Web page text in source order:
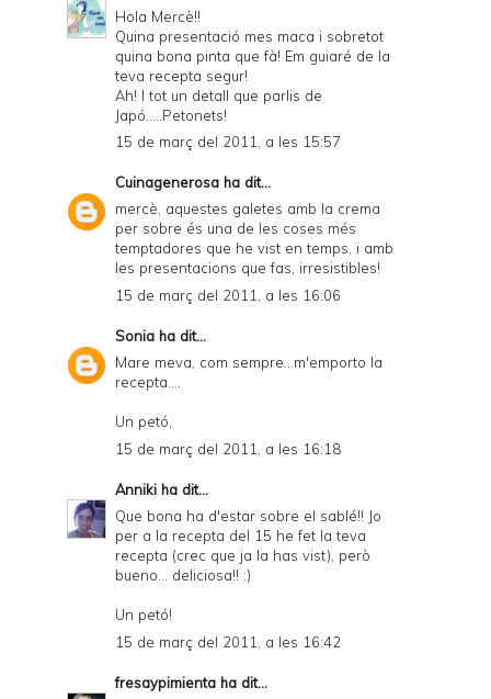
Hola Mercè!!
Quina presentació mes maca i sobretot
quina bona pinta que fà! Em guiaré de la
teva recepta segur!
Ah! I tot un detall que parlis de
Japó.....Petonets!
15 de març del 2011, a les 15:57
Cuinagenerosa ha dit...
mercè, aquestes galetes amb la crema
per sobre és una de les coses més
temptadores que he vist en temps, i amb
les presentacions que fas, irresistibles!
15 de març del 2011, a les 16:06
Sonia ha dit...
Mare meva, com sempre...m'emporto la
recepta....
Un petó,
15 de març del 2011, a les 16:18
Anniki ha dit...
Que bona ha d'estar sobre el sablé!! Jo
per a la recepta del 15 he fet la teva
recepta (crec que ja la has vist), però
bueno... deliciosa!! :)
Un petó!
15 de març del 2011, a les 16:42
fresaypimienta ha dit...